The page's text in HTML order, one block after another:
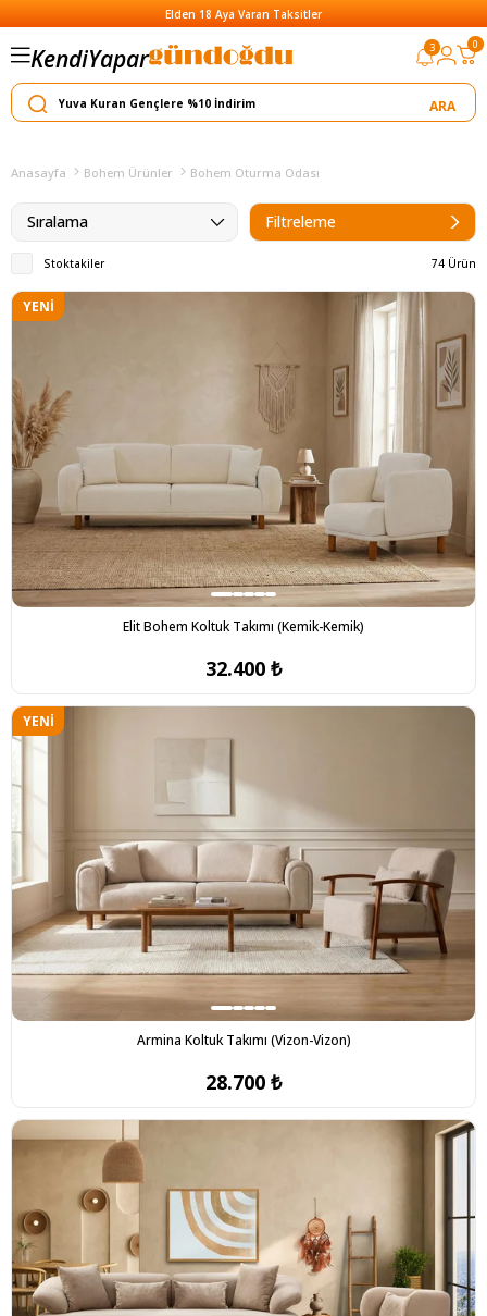
Elden 18 Aya Varan Taksitler
KendiSatar
Yapar
3 0
Yılın
Anasayfa Bohem Ürünler Bohem Oturma Odası
Filtreleme
Sıralama
Stoktakiler 74 Ürün
Elit Bohem Koltuk Takımı (Kemik-Kemik)
32.400 ₺
YENI
Armina Koltuk Takımı (Vizon-Vizon)
28.700 ₺
YENI